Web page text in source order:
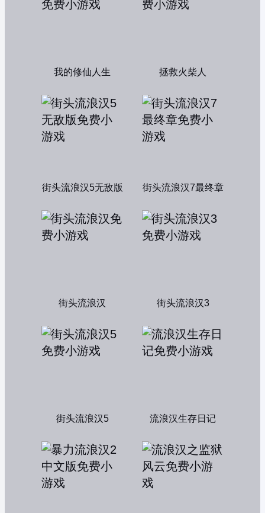
我的修仙人生 拯救火柴人
街头流浪汉5无敌版 街头流浪汉7最终章
街头流浪汉 街头流浪汉3
街头流浪汉5 流浪汉生存日记